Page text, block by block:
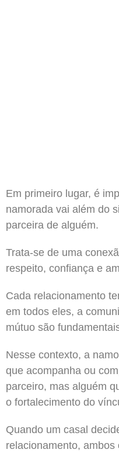
Em primeiro lugar, é
namorada vai além do
parceira de alguém.
Trata-se de uma
respeito, confiança e
Cada relacionamento
em todos eles, a
mútuo são
Nesse contexto, a
que acompanha ou
parceiro, mas alguém
o fortalecimento do
Quando um casal
relacionamento,